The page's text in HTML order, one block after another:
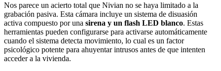
Nos parece un acierto total que Nivian no se haya limitado a la
grabación pasiva. Esta cámara incluye un sistema de disuasión
activa compuesto por una sirena y un flash LED blanco. Estas
herramientas pueden configurarse para activarse automáticamente
cuando el sistema detecta movimiento, lo cual es un factor
psicológico potente para ahuyentar intrusos antes de que intenten
acceder a la vivienda.